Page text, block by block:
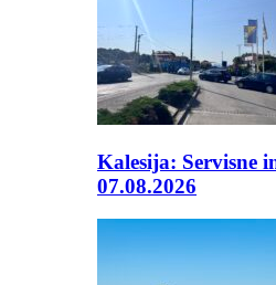
Kalesija: Servisne
07.08.2026